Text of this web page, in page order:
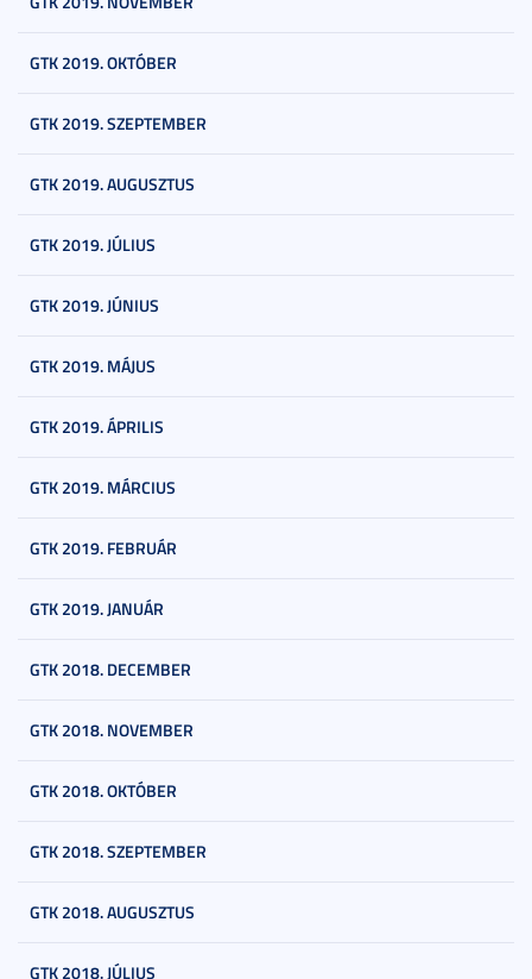
GTK 2019. OKTÓBER
GTK 2019. SZEPTEMBER
GTK 2019. AUGUSZTUS
GTK 2019. JÚLIUS
GTK 2019. JÚNIUS
GTK 2019. MÁJUS
GTK 2019. ÁPRILIS
GTK 2019. MÁRCIUS
GTK 2019. FEBRUÁR
GTK 2019. JANUÁR
GTK 2018. DECEMBER
GTK 2018. NOVEMBER
GTK 2018. OKTÓBER
GTK 2018. SZEPTEMBER
GTK 2018. AUGUSZTUS
GTK 2018. JÚLIUS